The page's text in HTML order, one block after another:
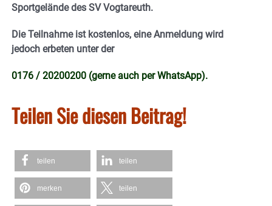
Sportgelände des SV Vogtareuth.
Die Teilnahme ist kostenlos, eine Anmeldung wird
jedoch erbeten unter der
0176 / 20200200 (gerne auch per WhatsApp).
Teilen Sie diesen Beitrag!
teilen teilen
merken teilen